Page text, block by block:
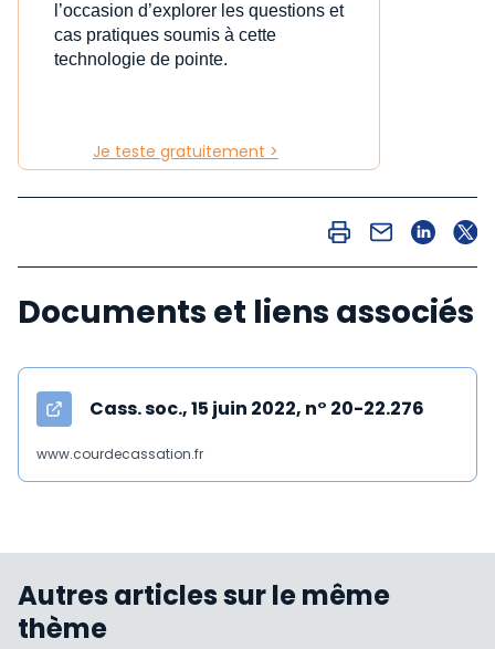
l’occasion d’explorer les questions et
cas pratiques soumis à cette
technologie de pointe.
Je teste gratuitement >
Documents et liens associés
Cass. soc., 15 juin 2022, n° 20-22.276
www.courdecassation.fr
Autres articles sur le même
thème